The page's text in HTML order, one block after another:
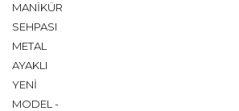
MANİKÜR
SEHPASI
METAL
AYAKLI
YENİ
MODEL -